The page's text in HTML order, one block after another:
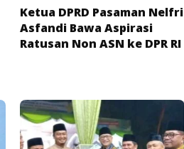
Ketua DPRD Pasaman Nelfri
Asfandi Bawa Aspirasi
Ratusan Non ASN ke DPR RI